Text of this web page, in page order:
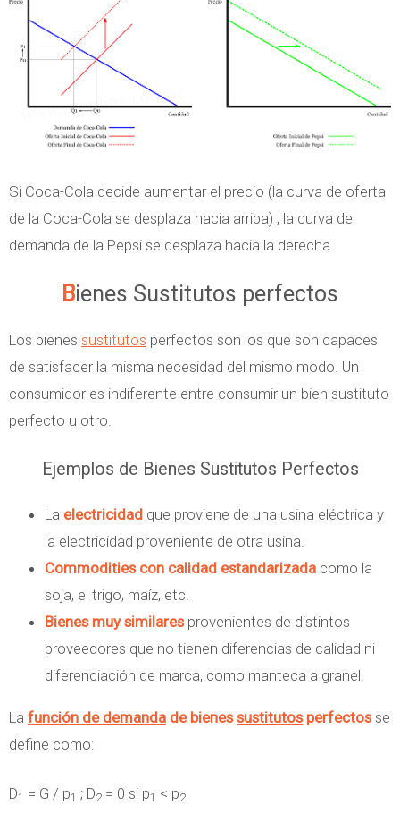
Si Coca-Cola decide aumentar el precio (la curva de oferta
de la Coca-Cola se desplaza hacia arriba) , la curva de
demanda de la Pepsi se desplaza hacia la derecha.
Bienes Sustitutos perfectos
Los bienes sustitutos perfectos son los que son capaces
de satisfacer la misma necesidad del mismo modo. Un
consumidor es indiferente entre consumir un bien sustituto
perfecto u otro.
Ejemplos de Bienes Sustitutos Perfectos
La electricidad que proviene de una usina eléctrica y
la electricidad proveniente de otra usina.
Commodities con calidad estandarizada como la
soja, el trigo, maíz, etc.
Bienes muy similaresprovenientes de distintos
proveedores que no tienen diferencias de calidad ni
diferenciación de marca, como manteca a granel.
La función de demanda de bienessustitutosperfectosse
define como:
D1 = G / p1 ; D2 = 0 si p1 < p2